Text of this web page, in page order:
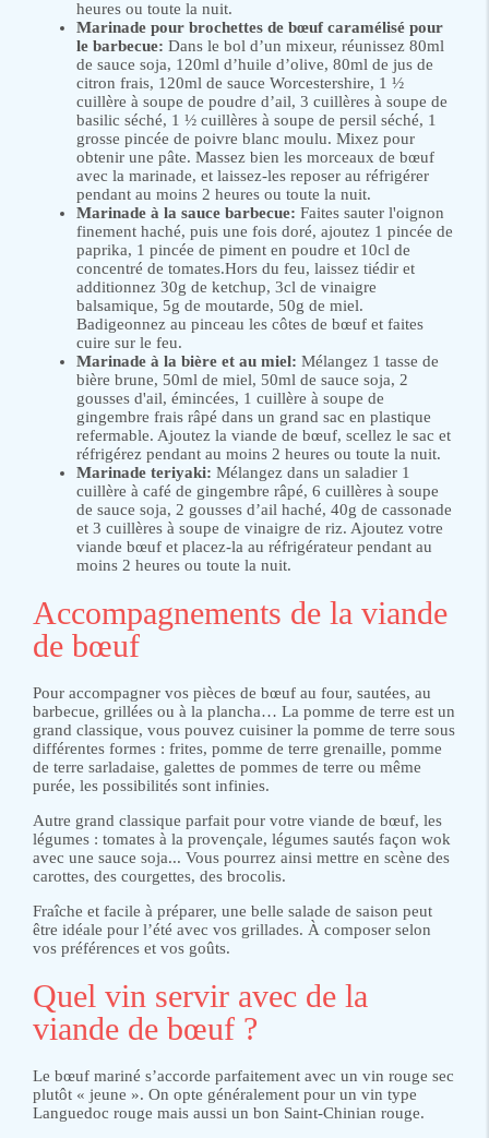
heures ou toute la nuit.
Marinade pour brochettes de bœuf caramélisé pour
le barbecue: Dans le bol d’un mixeur, réunissez 80ml
de sauce soja, 120ml d’huile d’olive, 80ml de jus de
citron frais, 120ml de sauce Worcestershire, 1 ½
cuillère à soupe de poudre d’ail, 3 cuillères à soupe de
basilic séché, 1 ½ cuillères à soupe de persil séché, 1
grosse pincée de poivre blanc moulu. Mixez pour
obtenir une pâte. Massez bien les morceaux de bœuf
avec la marinade, et laissez-les reposer au réfrigérer
pendant au moins 2 heures ou toute la nuit.
Marinade à la sauce barbecue: Faites sauter l'oignon
finement haché, puis une fois doré, ajoutez 1 pincée de
paprika, 1 pincée de piment en poudre et 10cl de
concentré de tomates.Hors du feu, laissez tiédir et
additionnez 30g de ketchup, 3cl de vinaigre
balsamique, 5g de moutarde, 50g de miel.
Badigeonnez au pinceau les côtes de bœuf et faites
cuire sur le feu.
Marinade à la bière et au miel: Mélangez 1 tasse de
bière brune, 50ml de miel, 50ml de sauce soja, 2
gousses d'ail, émincées, 1 cuillère à soupe de
gingembre frais râpé dans un grand sac en plastique
refermable. Ajoutez la viande de bœuf, scellez le sac et
réfrigérez pendant au moins 2 heures ou toute la nuit.
Marinade teriyaki: Mélangez dans un saladier 1
cuillère à café de gingembre râpé, 6 cuillères à soupe
de sauce soja, 2 gousses d’ail haché, 40g de cassonade
et 3 cuillères à soupe de vinaigre de riz. Ajoutez votre
viande bœuf et placez-la au réfrigérateur pendant au
moins 2 heures ou toute la nuit.
Accompagnements de la viande
de bœuf
Pour accompagner vos pièces de bœuf au four, sautées, au
barbecue, grillées ou à la plancha… La pomme de terre est un
grand classique, vous pouvez cuisiner la pomme de terre sous
différentes formes : frites, pomme de terre grenaille, pomme
de terre sarladaise, galettes de pommes de terre ou même
purée, les possibilités sont infinies.
Autre grand classique parfait pour votre viande de bœuf, les
légumes : tomates à la provençale, légumes sautés façon wok
avec une sauce soja... Vous pourrez ainsi mettre en scène des
carottes, des courgettes, des brocolis.
Fraîche et facile à préparer, une belle salade de saison peut
être idéale pour l’été avec vos grillades. À composer selon
vos préférences et vos goûts.
Quel vin servir avec de la
viande de bœuf ?
Le bœuf mariné s’accorde parfaitement avec un vin rouge sec
plutôt « jeune ». On opte généralement pour un vin type
Languedoc rouge mais aussi un bon Saint-Chinian rouge.